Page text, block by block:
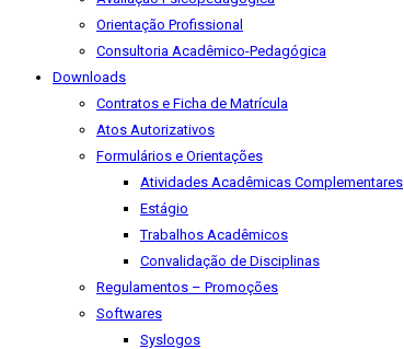
Orientação Profissional
Consultoria Acadêmico-Pedagógica
Downloads
Contratos e Ficha de Matrícula
Atos Autorizativos
Formulários e Orientações
Atividades Acadêmicas Complementares
Estágio
Trabalhos Acadêmicos
Convalidação de Disciplinas
Regulamentos – Promoções
Softwares
Syslogos